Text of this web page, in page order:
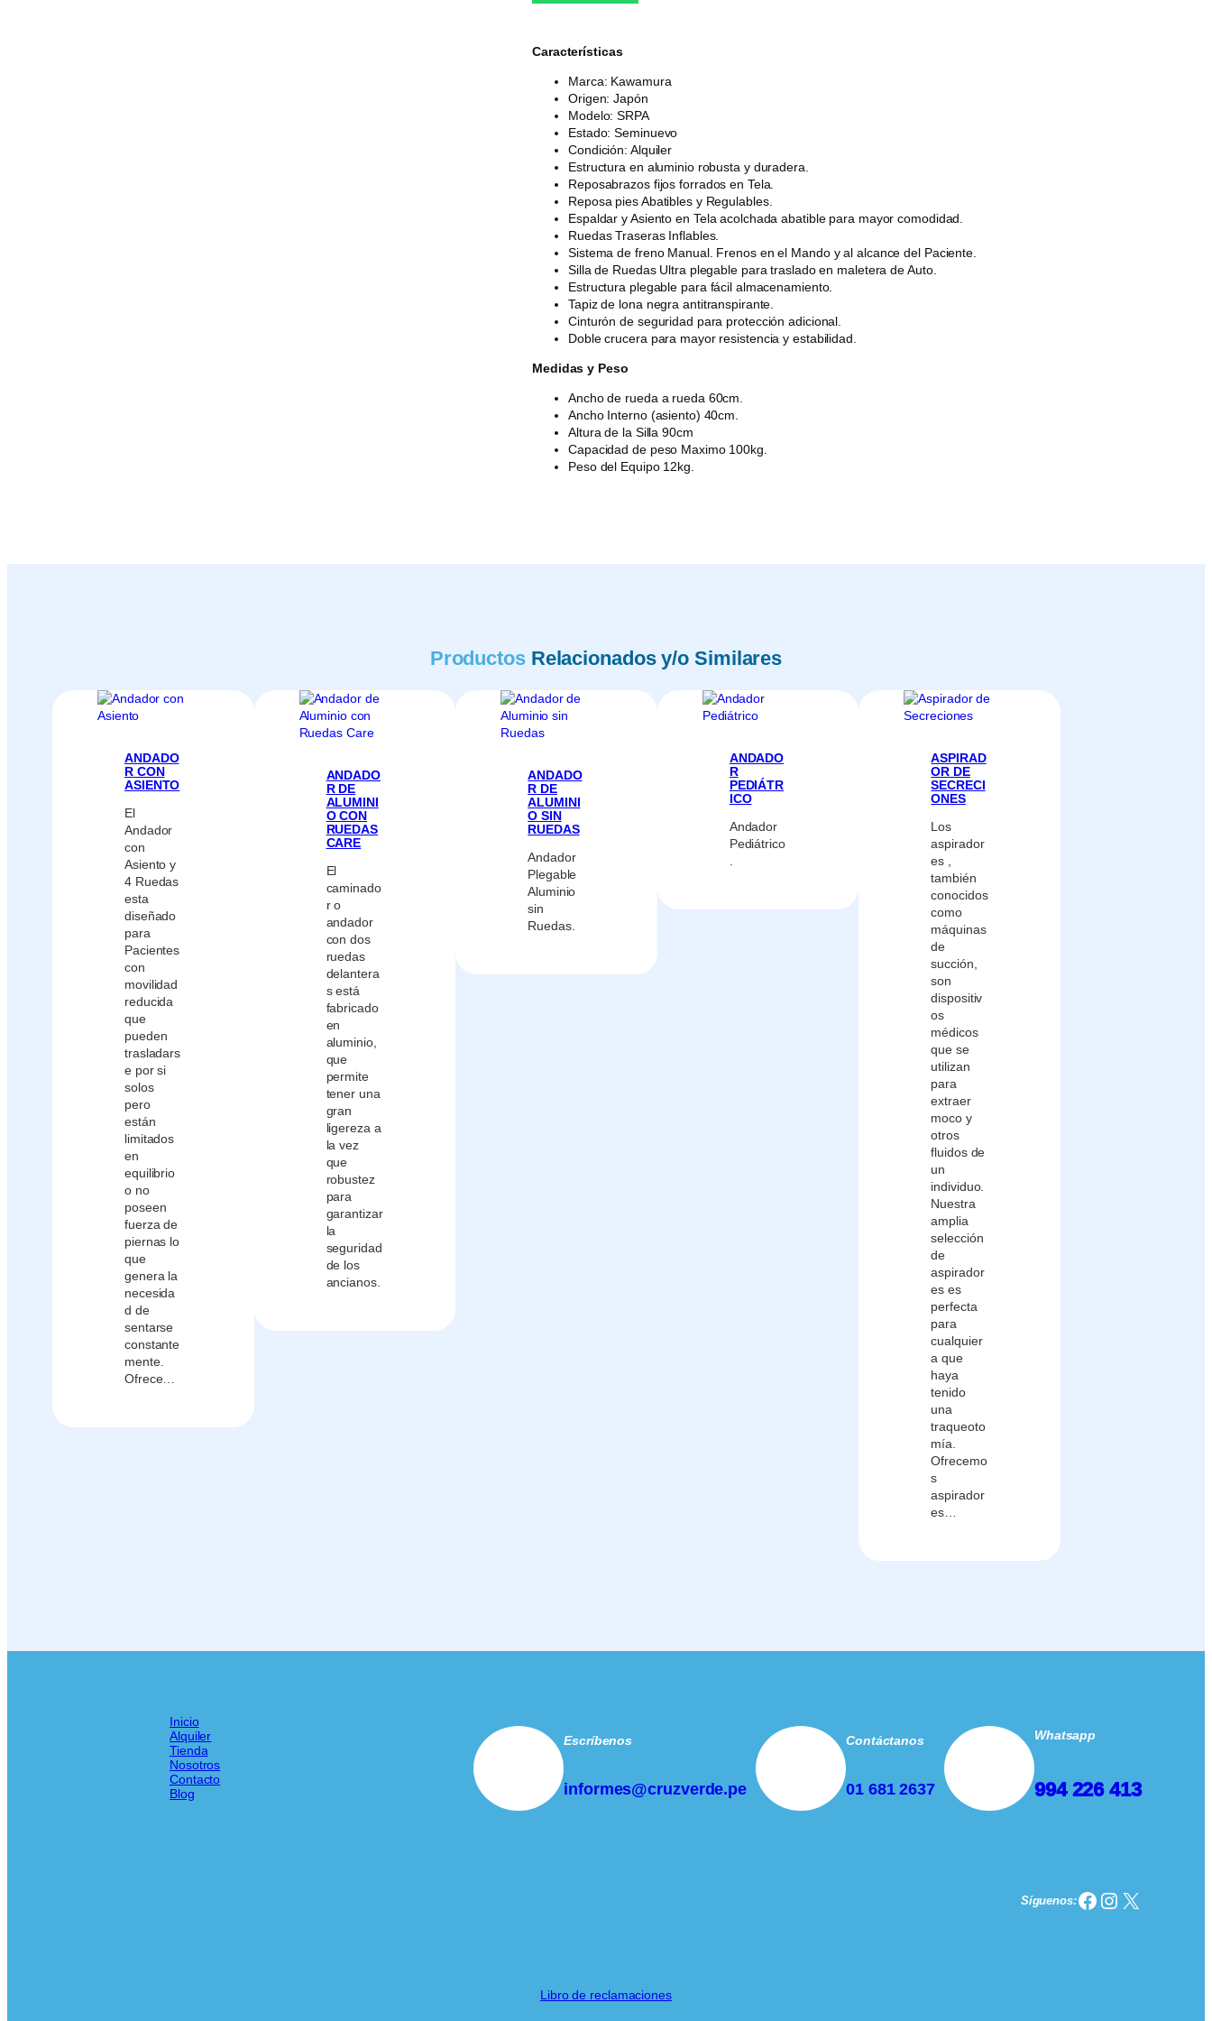
Características
Marca: Kawamura
Origen: Japón
Modelo: SRPA
Estado: Seminuevo
Condición: Alquiler
Estructura en aluminio robusta y duradera.
Reposabrazos fijos forrados en Tela.
Reposa pies Abatibles y Regulables.
Espaldar y Asiento en Tela acolchada abatible para mayor comodidad.
Ruedas Traseras Inflables.
Sistema de freno Manual. Frenos en el Mando y al alcance del Paciente.
Silla de Ruedas Ultra plegable para traslado en maletera de Auto.
Estructura plegable para fácil almacenamiento.
Tapiz de lona negra antitranspirante.
Cinturón de seguridad para protección adicional.
Doble crucera para mayor resistencia y estabilidad.
Medidas y Peso
Ancho de rueda a rueda 60cm.
Ancho Interno (asiento) 40cm.
Altura de la Silla 90cm
Capacidad de peso Maximo 100kg.
Peso del Equipo 12kg.
Productos Relacionados y/o Similares
ANDADO
R CON
ASIENTO
El
Andador
con
Asiento y
4 Ruedas
esta
diseñado
para
Pacientes
con
movilidad
reducida
que
pueden
trasladars
e por si
solos
pero
están
limitados
en
equilibrio
o no
poseen
fuerza de
piernas lo
que
genera la
necesida
d de
sentarse
constante
mente.
Ofrece…
ANDADO
R DE
ALUMINI
O CON
RUEDAS
CARE
El
caminado
r o
andador
con dos
ruedas
delantera
s está
fabricado
en
aluminio,
que
permite
tener una
gran
ligereza a
la vez
que
robustez
para
garantizar
la
seguridad
de los
ancianos.
ANDADO
R DE
ALUMINI
O SIN
RUEDAS
Andador
Plegable
Aluminio
sin
Ruedas.
ANDADO
R
PEDIÁTR
ICO
Andador
Pediátrico
ASPIRAD
OR DE
SECRECI
ONES
Los
aspirador
es ,
también
conocidos
como
máquinas
de
succión,
son
dispositiv
os
médicos
que se
utilizan
para
extraer
moco y
otros
fluidos de
un
individuo.
Nuestra
amplia
selección
de
aspirador
es es
perfecta
para
cualquier
a que
haya
tenido
una
traqueoto
mía.
Ofrecemo
s
aspirador
es…
Inicio
Alquiler
Tienda
Nosotros
Contacto
Blog
Escríbenos
informes@cruzverde.pe
Contáctanos
01 681 2637
Whatsapp
994 226 413
Síguenos:Facebook Instagram X
Libro de reclamaciones